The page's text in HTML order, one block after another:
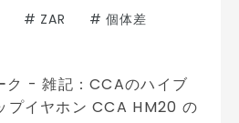
# ZAR # 個体差